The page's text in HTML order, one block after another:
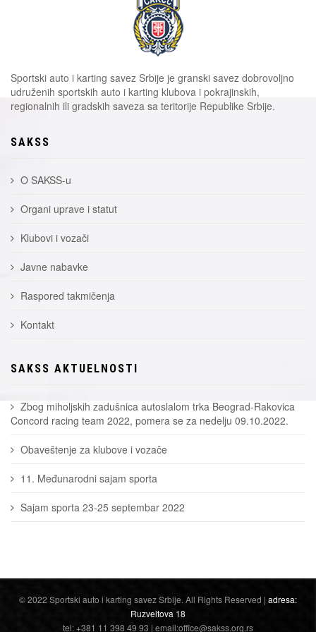
Sportski auto i karting savez Srbije je granski savez dobrovoljno
udruženih sportskih auto i karting klubova i pokrajinskih,
regionalnih ili gradskih saveza sa teritorije Republike Srbije.
SAKSS
O SAKSS-u
Organi uprave i statut
Klubovi i vozači
Javne nabavke
Raspored takmičenja
Kontakt
SAKSS AKTUELNOSTI
Zbog miholjskih zadušnica autoslalom trka Beograd-Rakovica
Concord racing team 2022, pomera se za nedelju 09.10.2022.
Obaveštenje za klubove i vozače
11. Međunarodni sajam sporta
Sajam sporta 23-25 septembar 2022
© 2022 Sportski auto i karting savez Srbije. All Rights Reserved | adresa:
Ruzveltova 18
tel: +381 11 398 49 93 | email:office@sakss.org.rs